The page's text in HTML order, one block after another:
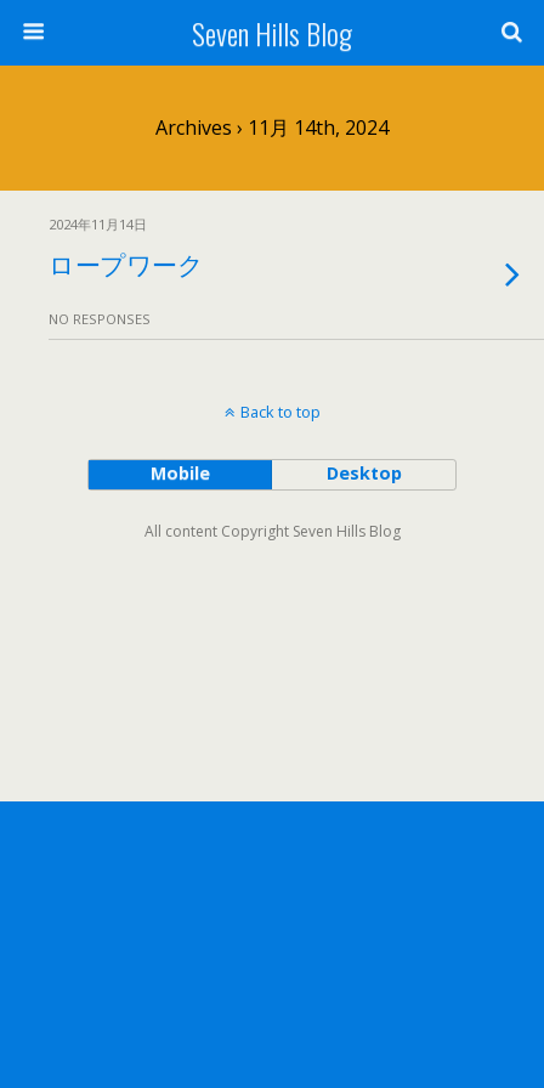
Seven Hills Blog
Archives › 11月 14th, 2024
2024年11月14日
ロープワーク
NO RESPONSES
Back to top
Mobile Desktop
All content Copyright Seven Hills Blog